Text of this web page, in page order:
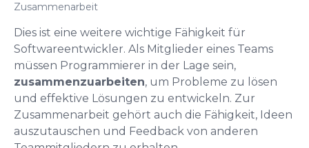
Zusammenarbeit
Dies ist eine weitere wichtige Fähigkeit für
Softwareentwickler. Als Mitglieder eines Teams
müssen Programmierer in der Lage sein,
zusammenzuarbeiten, um Probleme zu lösen
und effektive Lösungen zu entwickeln. Zur
Zusammenarbeit gehört auch die Fähigkeit, Ideen
auszutauschen und Feedback von anderen